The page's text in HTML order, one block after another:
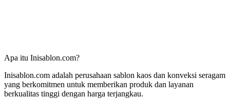
Apa itu Inisablon.com?
Inisablon.com adalah perusahaan sablon kaos dan konveksi seragam
yang berkomitmen untuk memberikan produk dan layanan
berkualitas tinggi dengan harga terjangkau.